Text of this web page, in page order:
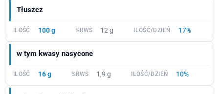
Tłuszcz
100 g 12 g 17%
w tym kwasy nasycone
16 g 1,9 g 10%